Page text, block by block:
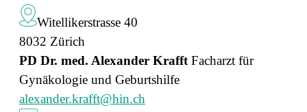
Witellikerstrasse 40
8032 Zürich
PD Dr. med. Alexander Krafft Facharzt für
Gynäkologie und Geburtshilfe
alexander.krafft@hin.ch